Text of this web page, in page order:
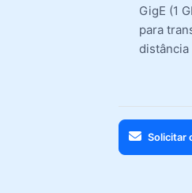
GigE (1
para
distância
Solicitar